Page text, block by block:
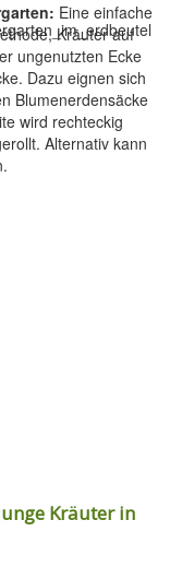
Eine einfache
Kräuter auf
ungenutzten Ecke
Dazu eignen sich
Blumenerdensäcke
wird rechteckig
Alternativ kann
Kräuter in